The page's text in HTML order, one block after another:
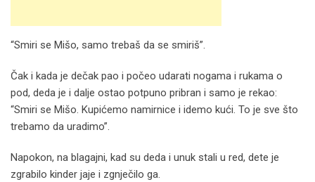
“Smiri se Mišo, samo trebaš da se smiriš”.
Čak i kada je dečak pao i počeo udarati nogama i rukama o
pod, deda je i dalje ostao potpuno pribran i samo je rekao:
“Smiri se Mišo. Kupićemo namirnice i idemo kući. To je sve što
trebamo da uradimo”.
Napokon, na blagajni, kad su deda i unuk stali u red, dete je
zgrabilo kinder jaje i zgnječilo ga.